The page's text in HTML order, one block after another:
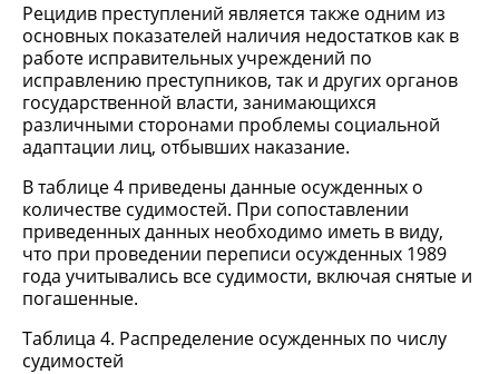
Рецидив преступлений является также одним из
основных показателей наличия недостатков как в
работе исправительных учреждений по
исправлению преступников, так и других органов
государственной власти, занимающихся
различными сторонами проблемы социальной
адаптации лиц, отбывших наказание.
В таблице 4 приведены данные осужденных о
количестве судимостей. При сопоставлении
приведенных данных необходимо иметь в виду,
что при проведении переписи осужденных 1989
года учитывались все судимости, включая снятые и
погашенные.
Таблица 4. Распределение осужденных по числу
судимостей